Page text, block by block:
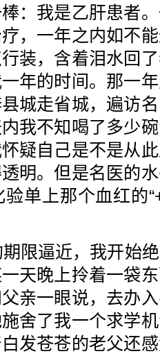
：我是乙肝患者
，一年之内如不
装，含着泪水回
年的时间。那一
城走省城，遍访
我不知喝了多少
疑自己是不是从
明。但是名医的
单上那个血红的
逼近，我开始绝
天晚上拎着一袋
亲一眼说，去办
舍了我一个求学
发苍苍的老父还